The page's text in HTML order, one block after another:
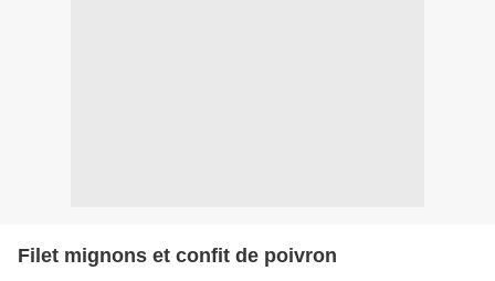
Filet mignons et confit de poivron